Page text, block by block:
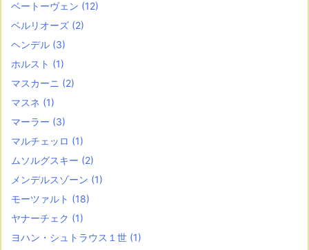
ベートーヴェン (12)
ベルリオーズ (2)
ヘンデル (3)
ホルスト (1)
マスカーニ (2)
マスネ (1)
マーラー (3)
マルチェッロ (1)
ムソルグスキー (2)
メンデルスゾーン (1)
モーツァルト (18)
ヤナーチェク (1)
ヨハン・シュトラウス１世 (1)